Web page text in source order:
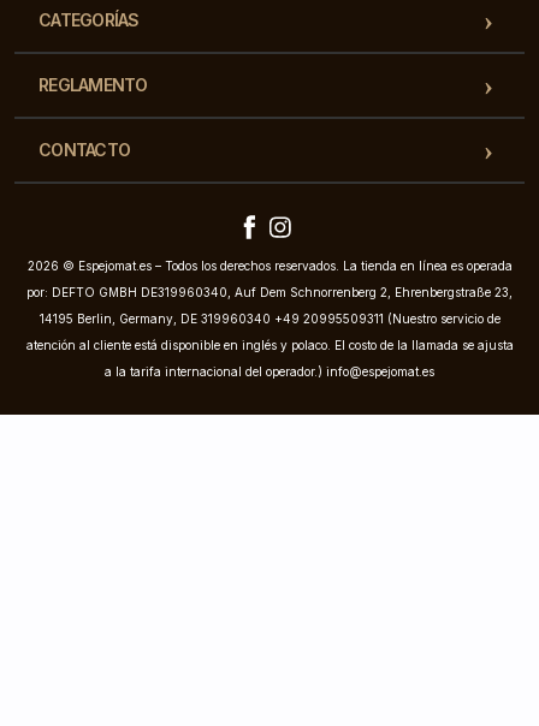
CATEGORÍAS
REGLAMENTO
CONTACTO
2026 © Espejomat.es – Todos los derechos reservados. La tienda en línea es operada
por: DEFTO GMBH DE319960340, Auf Dem Schnorrenberg 2, Ehrenbergstraße 23,
14195 Berlin, Germany, DE 319960340 +49 20995509311 (Nuestro servicio de
atención al cliente está disponible en inglés y polaco. El costo de la llamada se ajusta
a la tarifa internacional del operador.) info@espejomat.es